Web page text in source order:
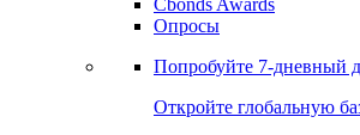
Опросы
Попробуйте 7-дневный
Откройте глобальную